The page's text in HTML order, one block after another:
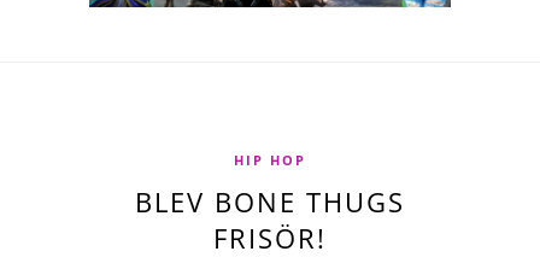
HIP HOP
BLEV BONE THUGS
FRISÖR!